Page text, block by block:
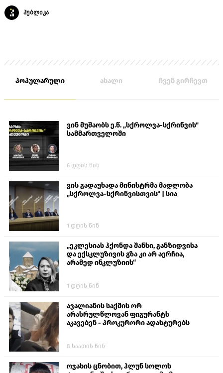
პუბლიკა
პოპულარული ახალი ჩვენ გირჩევთ
ვინ მუშაობს ე.წ. „სქროლვა-სქრინვის"
სამმართველოში
6 დღის წინ
ვის გადაუხადა მინისტრმა მადლობა
„სქროლვა-სქრინვისთვის“ | სია
1 დღის წინ
„ეკლესიას ჰქონდა შანსი, განზიდვისა
და ექსკლუზივის გზა კი არ აერჩია,
არამედ ინკლუზიის“
1 დღის წინ
ავალიანის საქმის ორ
არასრულწლოვან ფიგურანტს
აკავებენ - პროკურორი ადასტურებს
8 საათის წინ
ოჯახის ცნობით, ჰლუნ სოლოს